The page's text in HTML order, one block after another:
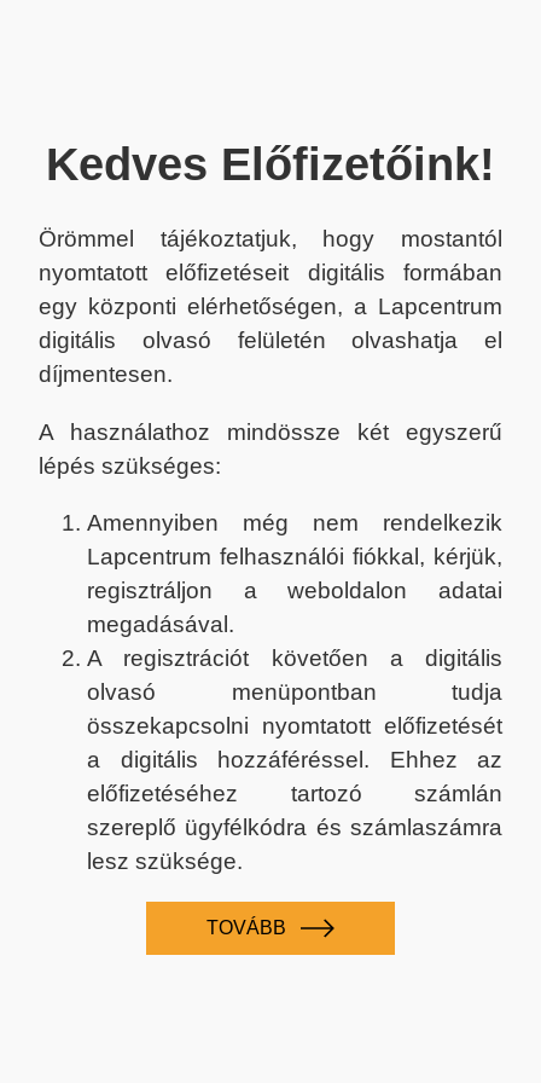
Kedves Előfizetőink!
Örömmel tájékoztatjuk, hogy mostantól
nyomtatott előfizetéseit digitális formában
egy központi elérhetőségen, a Lapcentrum
digitális olvasó felületén olvashatja el
díjmentesen.
A használathoz mindössze két egyszerű
lépés szükséges:
Amennyiben még nem rendelkezik
Lapcentrum felhasználói fiókkal, kérjük,
regisztráljon a weboldalon adatai
megadásával.
A regisztrációt követően a digitális
olvasó menüpontban tudja
összekapcsolni nyomtatott előfizetését
a digitális hozzáféréssel. Ehhez az
előfizetéséhez tartozó számlán
szereplő ügyfélkódra és számlaszámra
lesz szüksége.
TOVÁBB